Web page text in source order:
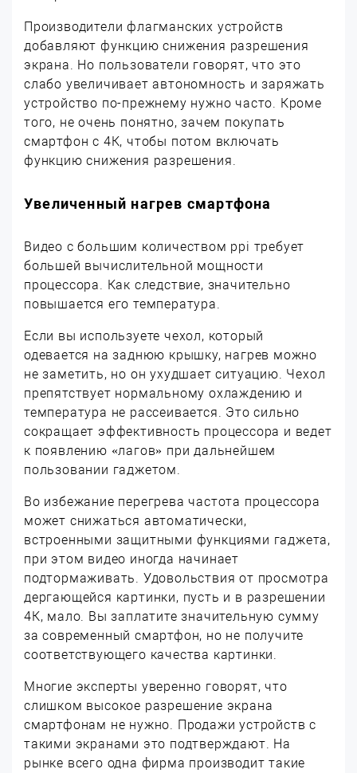
Производители флагманских устройств
добавляют функцию снижения разрешения
экрана. Но пользователи говорят, что это
слабо увеличивает автономность и заряжать
устройство по-прежнему нужно часто. Кроме
того, не очень понятно, зачем покупать
смартфон с 4К, чтобы потом включать
функцию снижения разрешения.
Увеличенный нагрев смартфона
Видео с большим количеством ppi требует
большей вычислительной мощности
процессора. Как следствие, значительно
повышается его температура.
Если вы используете чехол, который
одевается на заднюю крышку, нагрев можно
не заметить, но он ухудшает ситуацию. Чехол
препятствует нормальному охлаждению и
температура не рассеивается. Это сильно
сокращает эффективность процессора и ведет
к появлению «лагов» при дальнейшем
пользовании гаджетом.
Во избежание перегрева частота процессора
может снижаться автоматически,
встроенными защитными функциями гаджета,
при этом видео иногда начинает
подтормаживать. Удовольствия от просмотра
дергающейся картинки, пусть и в разрешении
4К, мало. Вы заплатите значительную сумму
за современный смартфон, но не получите
соответствующего качества картинки.
Многие эксперты уверенно говорят, что
слишком высокое разрешение экрана
смартфонам не нужно. Продажи устройств с
такими экранами это подтверждают. На
рынке всего одна фирма производит такие